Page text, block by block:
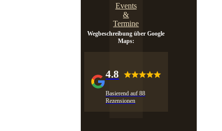
Events
&
Termine
Wegbeschreibung über Google
Maps:
4.8
Basierend auf 88
Rezensionen